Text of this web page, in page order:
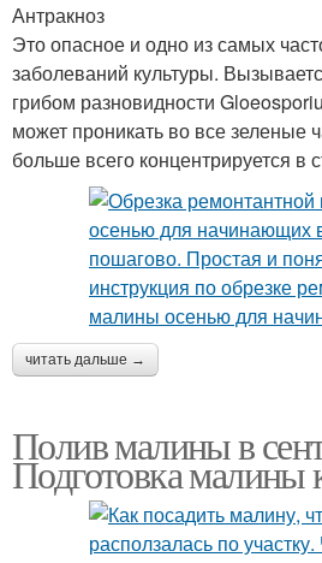
Антракноз
Это опасное и одно из самых
заболеваний культуры.
грибом разновидности
может проникать во все зеленые
больше всего концентрируется в
читать дальше →
Полив малины в
Подготовка малины